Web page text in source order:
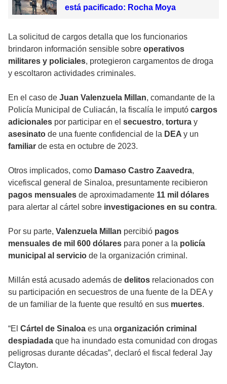
está pacificado: Rocha Moya
La solicitud de cargos detalla que los funcionarios
brindaron información sensible sobre operativos
militares y policiales, protegieron cargamentos de droga
y escoltaron actividades criminales.
En el caso de Juan Valenzuela Millan, comandante de la
Policía Municipal de Culiacán, la fiscalía le imputó cargos
adicionales por participar en el secuestro, tortura y
asesinato de una fuente confidencial de la DEA y un
familiar de esta en octubre de 2023.
Otros implicados, como Damaso Castro Zaavedra,
vicefiscal general de Sinaloa, presuntamente recibieron
pagos mensuales de aproximadamente 11 mil dólares
para alertar al cártel sobre investigaciones en su contra.
Por su parte, Valenzuela Millan percibió pagos
mensuales de mil 600 dólares para poner a la policía
municipal al servicio de la organización criminal.
Millán está acusado además de delitos relacionados con
su participación en secuestros de una fuente de la DEA y
de un familiar de la fuente que resultó en sus muertes.
“El Cártel de Sinaloa es una organización criminal
despiadada que ha inundado esta comunidad con drogas
peligrosas durante décadas”, declaró el fiscal federal Jay
Clayton.